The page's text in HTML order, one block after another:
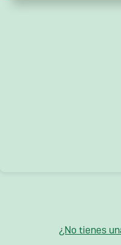
¿No tienes